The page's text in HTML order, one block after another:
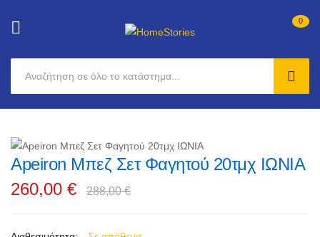
0
περιεχόμενο
Μετάβαση
στο
της
εικόνων
Μετάβαση
αρχή
συλλογής
Apeiron Μπεζ Σετ Φαγητού 20τμχ ΙΩΝΙΑ
260,00 €
288,00 €